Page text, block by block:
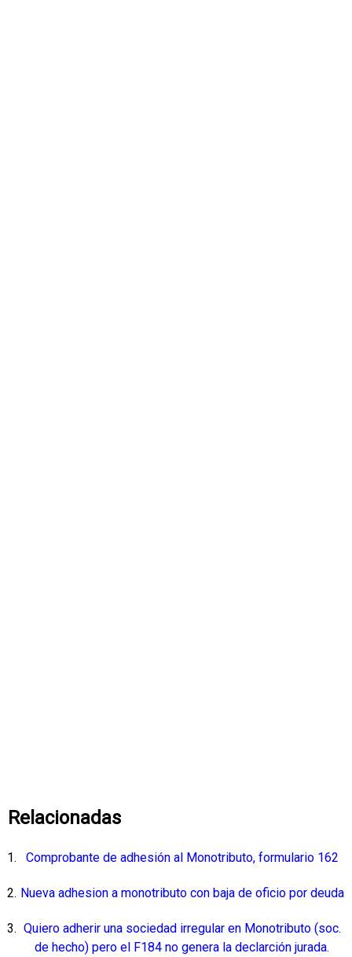
Relacionadas
Comprobante de adhesión al Monotributo, formulario 162
Nueva adhesion a monotributo con baja de oficio por deuda
Quiero adherir una sociedad irregular en Monotributo (soc.
de hecho) pero el F184 no genera la declarción jurada.